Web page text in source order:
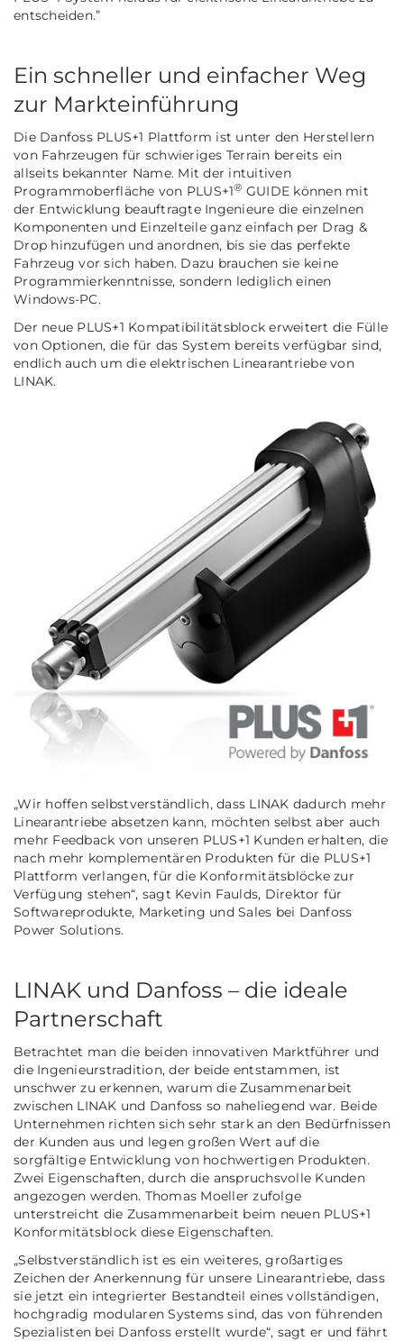
entscheiden.”
Ein schneller und einfacher Weg
zur Markteinführung
Die Danfoss PLUS+1 Plattform ist unter den Herstellern
von Fahrzeugen für schwieriges Terrain bereits ein
allseits bekannter Name. Mit der intuitiven
Programmoberfläche von PLUS+1® GUIDE können mit
der Entwicklung beauftragte Ingenieure die einzelnen
Komponenten und Einzelteile ganz einfach per Drag &
Drop hinzufügen und anordnen, bis sie das perfekte
Fahrzeug vor sich haben. Dazu brauchen sie keine
Programmierkenntnisse, sondern lediglich einen
Windows-PC.
Der neue PLUS+1 Kompatibilitätsblock erweitert die Fülle
von Optionen, die für das System bereits verfügbar sind,
endlich auch um die elektrischen Linearantriebe von
LINAK.
„Wir hoffen selbstverständlich, dass LINAK dadurch mehr
Linearantriebe absetzen kann, möchten selbst aber auch
mehr Feedback von unseren PLUS+1 Kunden erhalten, die
nach mehr komplementären Produkten für die PLUS+1
Plattform verlangen, für die Konformitätsblöcke zur
Verfügung stehen“, sagt Kevin Faulds, Direktor für
Softwareprodukte, Marketing und Sales bei Danfoss
Power Solutions.
LINAK und Danfoss – die ideale
Partnerschaft
Betrachtet man die beiden innovativen Marktführer und
die Ingenieurstradition, der beide entstammen, ist
unschwer zu erkennen, warum die Zusammenarbeit
zwischen LINAK und Danfoss so naheliegend war. Beide
Unternehmen richten sich sehr stark an den Bedürfnissen
der Kunden aus und legen großen Wert auf die
sorgfältige Entwicklung von hochwertigen Produkten.
Zwei Eigenschaften, durch die anspruchsvolle Kunden
angezogen werden. Thomas Moeller zufolge
unterstreicht die Zusammenarbeit beim neuen PLUS+1
Konformitätsblock diese Eigenschaften.
„Selbstverständlich ist es ein weiteres, großartiges
Zeichen der Anerkennung für unsere Linearantriebe, dass
sie jetzt ein integrierter Bestandteil eines vollständigen,
hochgradig modularen Systems sind, das von führenden
Spezialisten bei Danfoss erstellt wurde“, sagt er und fährt